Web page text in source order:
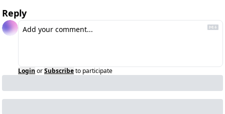
Reply
Login orSubscribeto participate